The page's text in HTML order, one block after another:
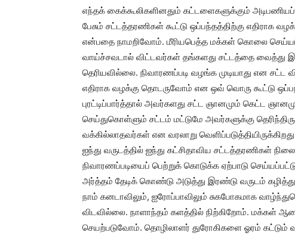
எந்தக் கைக்கூலிகளினதும் கட்டளைகளுக்கும்
பேசும் சட்டத்தரணிகள் கூட்டு ஒப்பந்தத்திற்கு எதிராக
என்பதை நாமறிவோம். மீரியபெத்த மக்கள் கொலை
வாய்ச்சவடால் விட்டவர்கள் தங்களது சட்டத்தை வைத்து
தெரியவில்லை. நிவாரணப்படி வழங்க முடியாது என சட்ட
எதிராக வழக்கு தொடருவோம் என ஒவ் வொரு கூட்டு
புரட்டிப்பார்த்தால் அவர்களது சட்ட ஞானமும் கெட்ட
செய்துகொள்ளும் சட்டம் மட்டுமே அவர்களுக்கு
வக்கில்லாதவர்கள் என வரலாறு
ஐந்து வருடத்தில் ஐந்து கட்சிதாவிய சட்டத்தரணிகள்
நிவாரணப்படியைப் பெற்றுக் கொடுக்க ஏற்பாடு
அர்த்தம் தேடிக் கொண்டு அடுத்து இரண்டு வருடம்
நாம் கனடாவிலும், ஐரோப்பாவிலும் சுகபோகமாக
விடவில்லை. நாளாந்தம் களத்தில் நிற்கிறோம். மக்கள்
செயற்படுவோம். தொழிலாளர் துரோகிகளை ஓரம் கட்டும்